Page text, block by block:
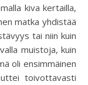
kiva kertailla,
matka yhdistää
tai niin kuin
muistoja, kuin
oli ensimmäinen
toivottavasti